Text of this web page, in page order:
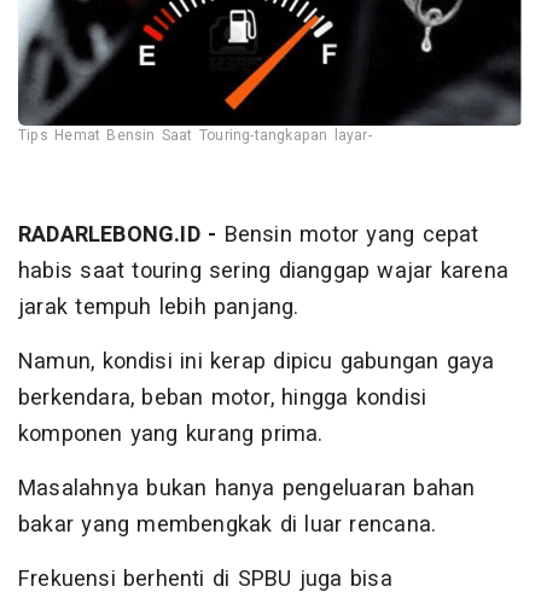
Tips Hemat Bensin Saat Touring-tangkapan layar-
RADARLEBONG.ID - Bensin motor yang cepat
habis saat touring sering dianggap wajar karena
jarak tempuh lebih panjang.
Namun, kondisi ini kerap dipicu gabungan gaya
berkendara, beban motor, hingga kondisi
komponen yang kurang prima.
Masalahnya bukan hanya pengeluaran bahan
bakar yang membengkak di luar rencana.
Frekuensi berhenti di SPBU juga bisa